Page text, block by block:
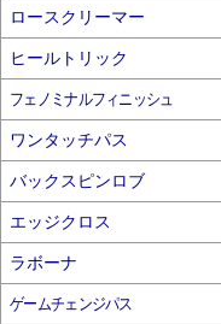
ロースクリーマー
ヒールトリック
フェノミナルフィニッシュ
ワンタッチパス
バックスピンロブ
エッジクロス
ラボーナ
ゲームチェンジパス